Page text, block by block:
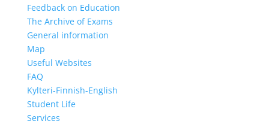
Feedback on Education
The Archive of Exams
General information
Map
Useful Websites
FAQ
Kylteri-Finnish-English
Student Life
Services